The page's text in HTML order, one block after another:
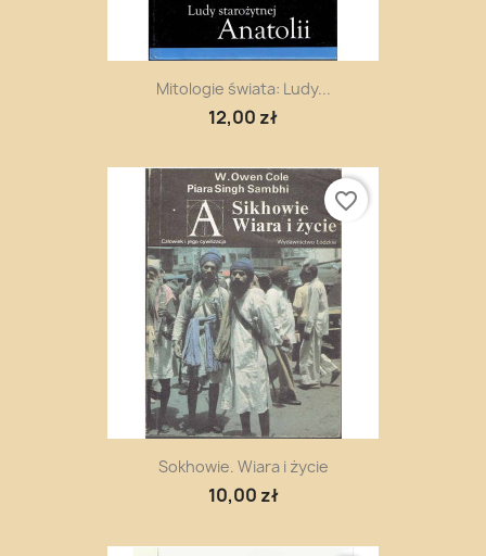
Mitologie świata: Ludy...
12,00 zł
Sokhowie. Wiara i życie
10,00 zł
favorite_border